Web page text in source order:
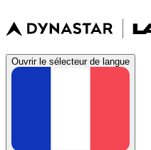
Ouvrir le sélecteur de langue